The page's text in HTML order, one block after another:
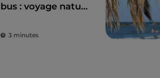
bus : voyage nature
merveilles de la
3 minutes